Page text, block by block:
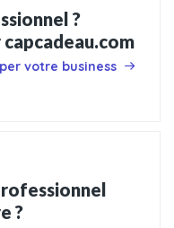
?
votre business
?